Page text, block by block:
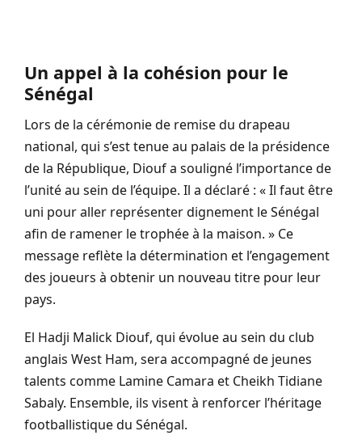
Un appel à la cohésion pour le
Sénégal
Lors de la cérémonie de remise du drapeau
national, qui s’est tenue au palais de la présidence
de la République, Diouf a souligné l’importance de
l’unité au sein de l’équipe. Il a déclaré : « Il faut être
uni pour aller représenter dignement le Sénégal
afin de ramener le trophée à la maison. » Ce
message reflète la détermination et l’engagement
des joueurs à obtenir un nouveau titre pour leur
pays.
El Hadji Malick Diouf, qui évolue au sein du club
anglais West Ham, sera accompagné de jeunes
talents comme Lamine Camara et Cheikh Tidiane
Sabaly. Ensemble, ils visent à renforcer l’héritage
footballistique du Sénégal.